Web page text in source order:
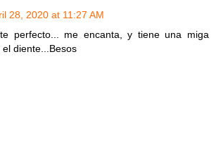
28, 2020 at 11:27 AM
perfecto... me encanta, y tiene una miga
diente...Besos